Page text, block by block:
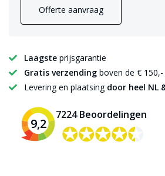
Offerte aanvraag
Laagste prijsgarantie
Gratis verzending boven de €
Levering en plaatsing door heel NL
9,2
7224 Beoordelingen
✪✪✪✪✪
✪✪✪✪✪